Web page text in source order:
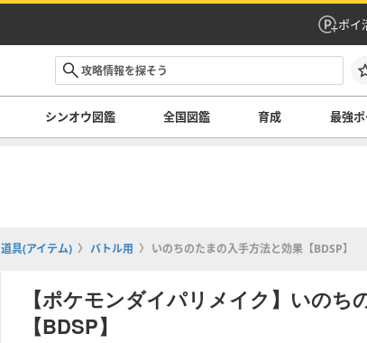
ポイ
シンオウ図鑑 全国図鑑 育成 最強
道具(アイテム) バトル用 いのちのたまの入手方法と効果【BDSP】
【ポケモンダイパリメイク】いのち
【BDSP】